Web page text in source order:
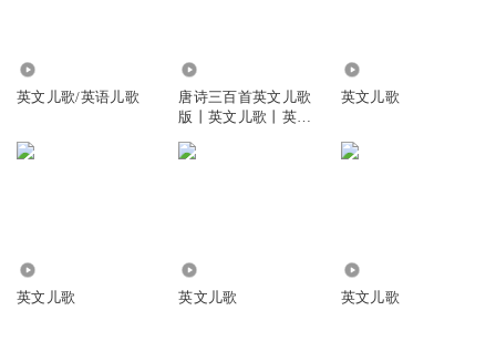
英文儿歌/英语儿歌
唐诗三百首英文儿歌
版丨英文儿歌丨英文
英文儿歌
英文儿歌 英文儿歌 英文儿歌